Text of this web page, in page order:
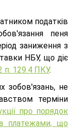
податків
пеня
заниження з
НБУ, що діє
п. 129.4 ПКУ.
зобов'язань, не
терміни
про порядок
платежами, що